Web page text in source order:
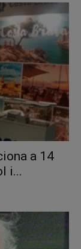
a 14
i...